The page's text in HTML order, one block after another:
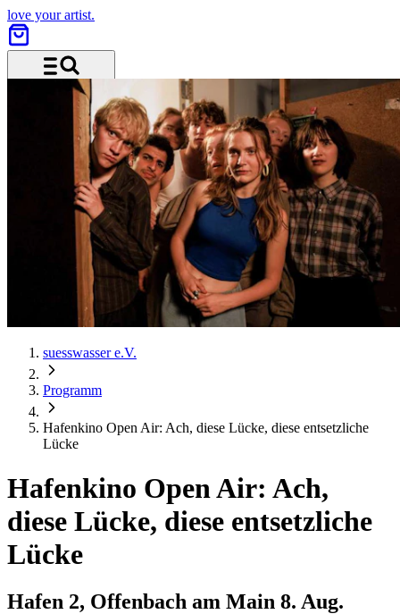
love your artist.
Menü und Suche
suesswasser e.V.
Programm
Hafenkino Open Air: Ach, diese Lücke, diese entsetzliche
Lücke
Hafenkino Open Air: Ach,
diese Lücke, diese entsetzliche
Lücke
Hafen 2, Offenbach am Main 8. Aug.